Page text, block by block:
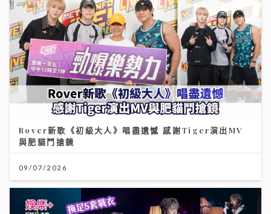
Rover新歌《初級大人》唱盡遺憾 感謝Tiger演出MV
與肥貓鬥搶鏡
09/07/2026